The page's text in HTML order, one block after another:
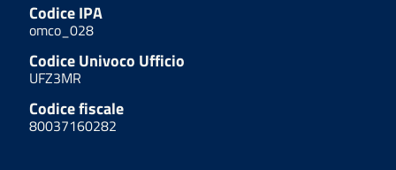
Codice IPA
omco_028
Codice Univoco Ufficio
UFZ3MR
Codice fiscale
80037160282